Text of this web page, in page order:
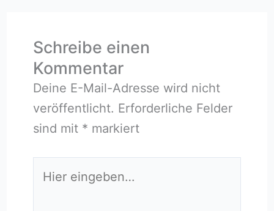
Schreibe einen
Kommentar
Deine E-Mail-Adresse wird nicht
veröffentlicht. Erforderliche Felder
sind mit * markiert
eingeben…